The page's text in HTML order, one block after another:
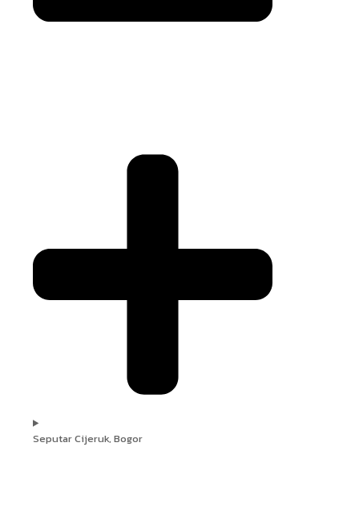
Seputar Cijeruk, Bogor